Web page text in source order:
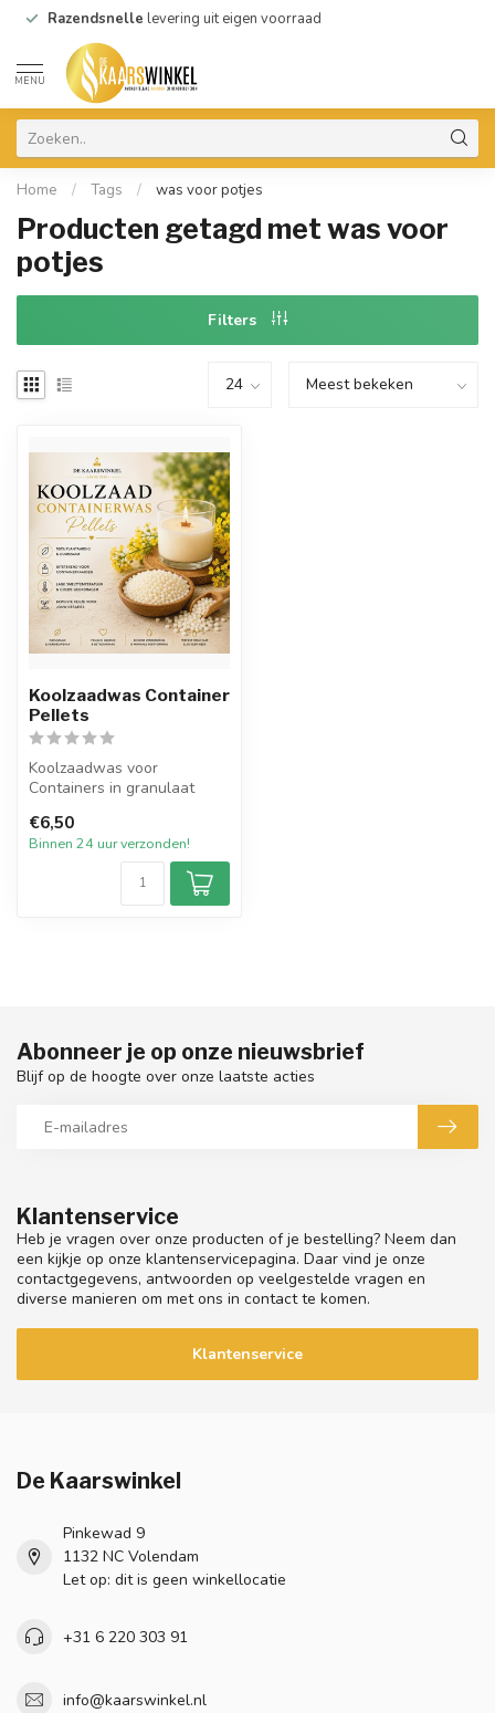
Razendsnelle levering uit eigen voorraad
MENU
Home / Tags / was voor potjes
Producten getagd met was voor
potjes
Filters
Koolzaadwas Container
Pellets
Koolzaadwas voor
Containers in granulaat
om zelf eco-f...
€6,50
Binnen 24 uur verzonden!
Klantenservice
Heb je vragen over onze producten of je bestelling? Neem dan
een kijkje op onze klantenservicepagina. Daar vind je onze
contactgegevens, antwoorden op veelgestelde vragen en
diverse manieren om met ons in contact te komen.
Klantenservice
Abonneer je op onze nieuwsbrief
Blijf op de hoogte over onze laatste acties
De Kaarswinkel
Pinkewad 9
1132 NC Volendam
Let op: dit is geen winkellocatie
+31 6 220 303 91
info@kaarswinkel.nl